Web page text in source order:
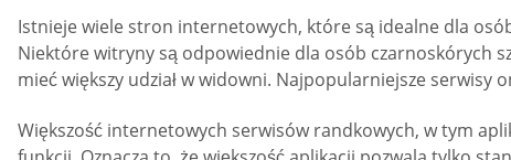
Istnieje wiele stron internetowych, które są idealne dla
Niektóre witryny są odpowiednie dla osób czarnoskórych
mieć większy udział w widowni. Najpopularniejsze serwisy
Większość internetowych serwisów randkowych, w tym